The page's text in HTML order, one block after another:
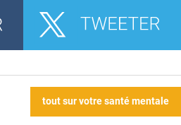
tout sur votre santé mentale